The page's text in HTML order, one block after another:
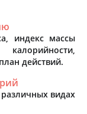
индекс массы
действий.
различных видах